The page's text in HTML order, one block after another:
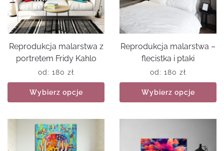
Reprodukcja malarstwa z
portretem Fridy Kahlo
od: 180 zł
Wybierz opcje
Reprodukcja malarstwa –
flecistka i ptaki
od: 180 zł
Wybierz opcje